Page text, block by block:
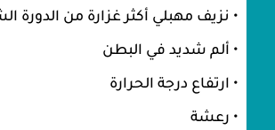
• نزيف مهبلي أكثر غزارة من الدورة
• ألم شديد في البطن
• ارتفاع درجة الحرارة
• رعشة